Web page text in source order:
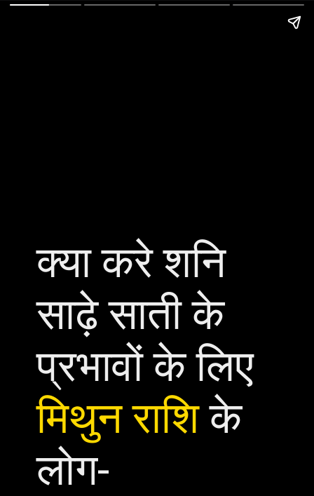
क्या करे शनि
साढ़े साती के
प्रभावों के लिए
मिथुन राशिके
लोग-